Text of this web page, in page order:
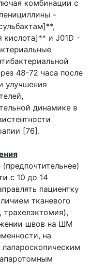
комбинации с
-
кислота]** и J01D -
48-72 часа после
улучшения
динамике в
[76].
с 10 до 14
пациентку
тканевого
швов на ШМ
на